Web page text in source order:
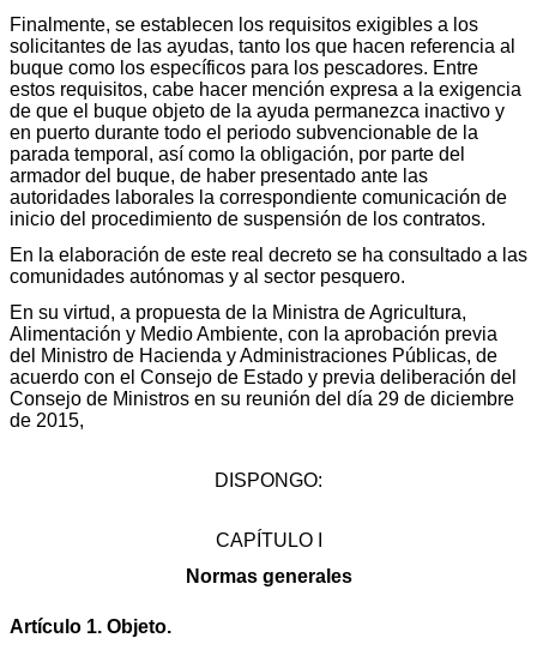
Finalmente, se establecen los requisitos exigibles a los
solicitantes de las ayudas, tanto los que hacen referencia al
buque como los específicos para los pescadores. Entre
estos requisitos, cabe hacer mención expresa a la exigencia
de que el buque objeto de la ayuda permanezca inactivo y
en puerto durante todo el periodo subvencionable de la
parada temporal, así como la obligación, por parte del
armador del buque, de haber presentado ante las
autoridades laborales la correspondiente comunicación de
inicio del procedimiento de suspensión de los contratos.
En la elaboración de este real decreto se ha consultado a las
comunidades autónomas y al sector pesquero.
En su virtud, a propuesta de la Ministra de Agricultura,
Alimentación y Medio Ambiente, con la aprobación previa
del Ministro de Hacienda y Administraciones Públicas, de
acuerdo con el Consejo de Estado y previa deliberación del
Consejo de Ministros en su reunión del día 29 de diciembre
de 2015,
DISPONGO:
CAPÍTULO I
Normas generales
Artículo 1. Objeto.